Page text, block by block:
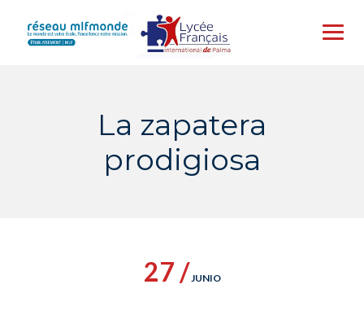
content
La zapatera
prodigiosa
27 /JUNIO